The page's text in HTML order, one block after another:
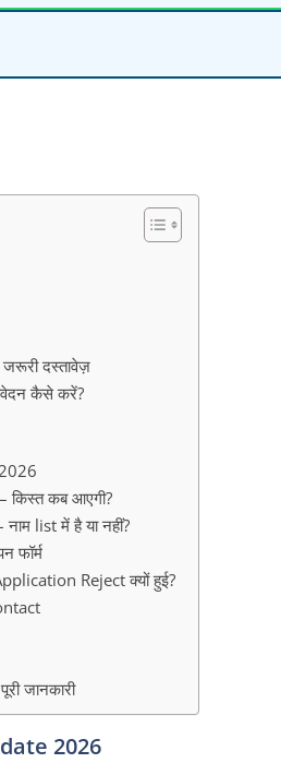
दस्तावेज़
कैसे करें?
कब आएगी?
list में है या नहीं?
फॉर्म
Reject क्यों हुई?
जानकारी
2026